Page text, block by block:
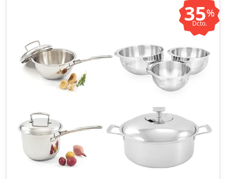
35%
Dcto.